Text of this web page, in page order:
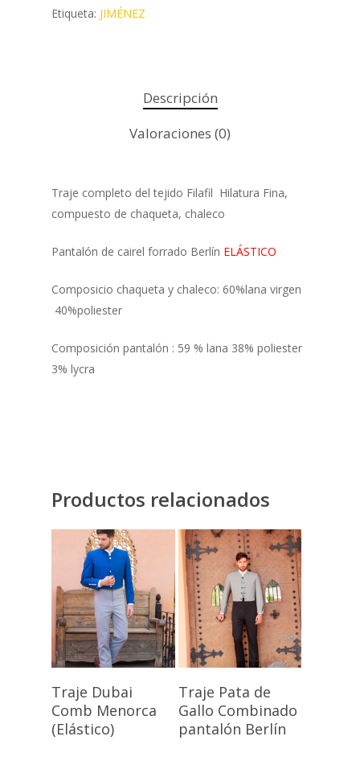
Etiqueta: JIMÉNEZ
Descripción
Valoraciones (0)
Traje completo del tejido Filafil Hilatura Fina,
compuesto de chaqueta, chaleco
Pantalón de cairel forrado Berlín ELÁSTICO
Composicio chaqueta y chaleco: 60%lana virgen
40%poliester
Composición pantalón : 59 % lana 38% poliester
3% lycra
Productos relacionados
Seleccionar
Opciones
Traje Dubai
Comb Menorca
(Elástico)
Seleccionar
Opciones
Traje Pata de
Gallo Combinado
pantalón Berlín